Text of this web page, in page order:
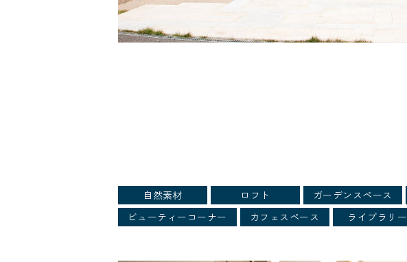
自然素材 ロフト ガーデンスペース
ビューティーコーナー
カフェスペース ライブラリー